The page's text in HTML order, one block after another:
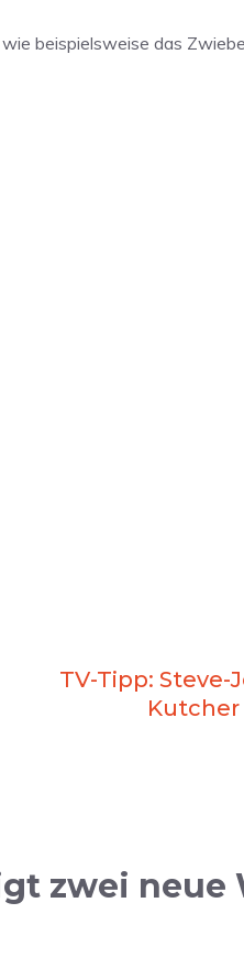
beispielsweise das
TV-Tipp:
Kutcher
zwei neue